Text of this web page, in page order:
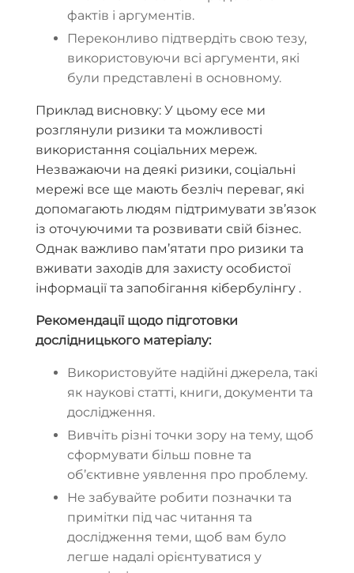
фактів і аргументів.
Переконливо підтвердіть свою тезу,
використовуючи всі аргументи, які
були представлені в основному.
Приклад висновку: У цьому есе ми
розглянули ризики та можливості
використання соціальних мереж.
Незважаючи на деякі ризики, соціальні
мережі все ще мають безліч переваг, які
допомагають людям підтримувати зв’язок
із оточуючими та розвивати свій бізнес.
Однак важливо пам’ятати про ризики та
вживати заходів для захисту особистої
інформації та запобігання кібербулінгу .
Рекомендації щодо підготовки
дослідницького матеріалу:
Використовуйте надійні джерела, такі
як наукові статті, книги, документи та
дослідження.
Вивчіть різні точки зору на тему, щоб
сформувати більш повне та
об’єктивне уявлення про проблему.
Не забувайте робити позначки та
примітки під час читання та
дослідження теми, щоб вам було
легше надалі орієнтуватися у